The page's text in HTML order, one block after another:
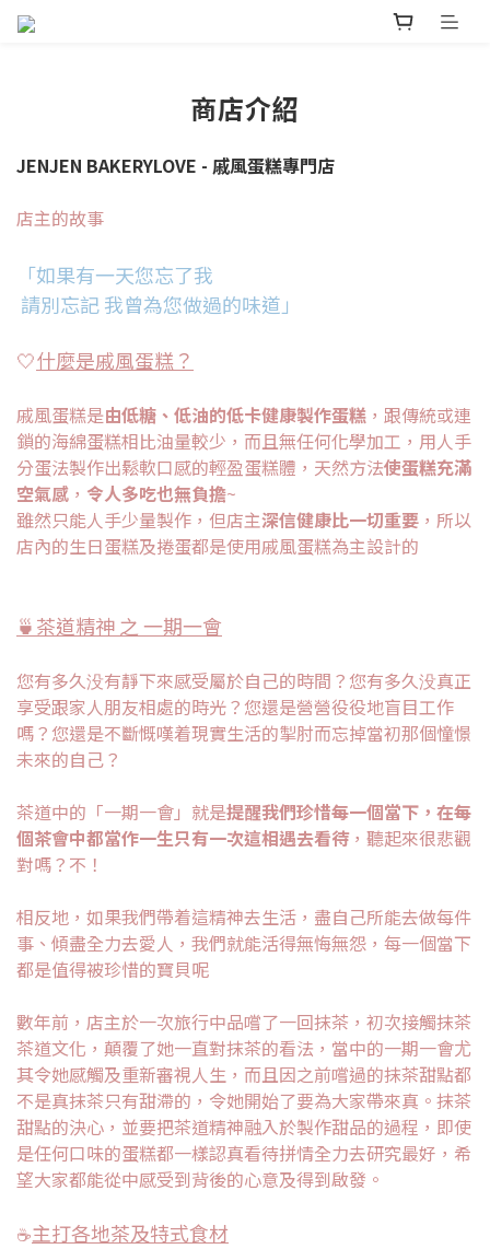
商店介紹
JENJEN BAKERYLOVE - 戚風蛋糕專門店
店主的故事
「如果有一天您忘了我
請別忘記 我曾為您做過的味道」
🤍什麼是戚風蛋糕？
戚風蛋糕是由低糖、低油的低卡健康製作蛋糕 ，跟傳統或連
鎖的海綿蛋糕相比油量較少，而且無任何化學加工，用人手
分蛋法製作出鬆軟口感的輕盈蛋糕體，天然方法使蛋糕充滿
空氣感 ， 令人多吃也無負擔~
雖然只能人手少量製作，但店主深信健康比一切重要 ，所以
店內的生日蛋糕及捲蛋都是使用戚風蛋糕為主設計的
🍵茶道精神 之 一期一會
您有多久没有靜下來感受屬於自己的時間？您有多久没真正
享受跟家人朋友相處的時光？您還是營營役役地盲目工作
嗎？您還是不斷慨嘆着現實生活的掣肘而忘掉當初那個憧憬
未來的自己？
茶道中的「一期一會」就是提醒我們珍惜每一個當下，在每
個茶會中都當作一生只有一次這相遇去看待，聽起來很悲觀
對嗎？不！
相反地，如果我們帶着這精神去生活，盡自己所能去做每件
事、傾盡全力去愛人，我們就能活得無悔無怨，每一個當下
都是值得被珍惜的寶貝呢
數年前，店主於一次旅行中品嚐了一回抹茶，初次接觸抹茶
茶道文化，顛覆了她一直對抹茶的看法，當中的一期一會尤
其令她感觸及重新審視人生，而且因之前嚐過的抹茶甜點都
不是真抹茶只有甜滯的，令她開始了要為大家帶來真。抹茶
甜點的決心，並要把茶道精神融入於製作甜品的過程，即使
是任何口味的蛋糕都一樣認真看待拼情全力去研究最好，希
望大家都能從中感受到背後的心意及得到啟發。
☕️主打各地茶及特式食材